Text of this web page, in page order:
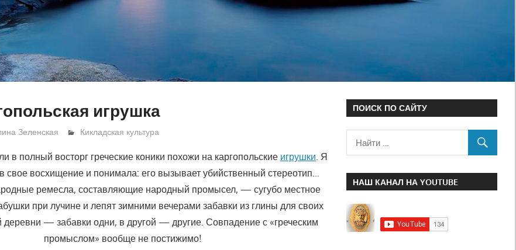
игрушка
Зеленская Кикладская культура
в полный восторг греческие коники похожи на каргопольские игрушки. Я
свое восхищение и понимала: его вызывает убийственный стереотип…
ремесла, составляющие народный промысел, — сугубо местное
при лучине и лепят зимними вечерами забавки из глины для своих
деревни — забавки одни, в другой — другие. Совпадение с «греческим
промыслом» вообще не постижимо!
ПОИСК ПО САЙТУ
НАШ КАНАЛ НА YOUTUBE